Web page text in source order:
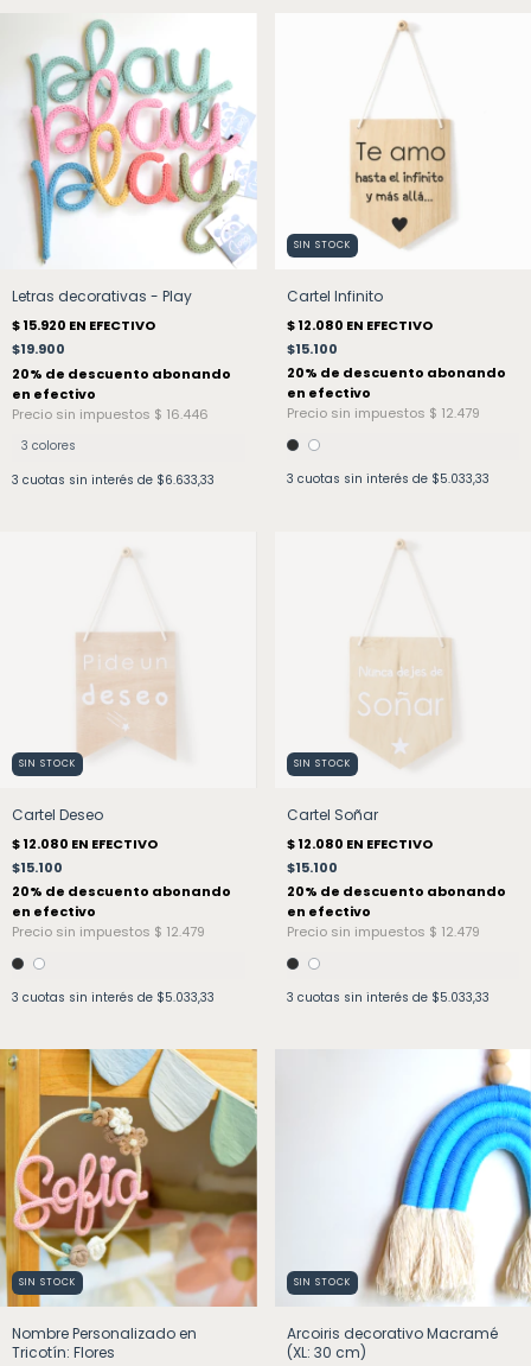
Letras decorativas - Play
$19.900
3 colores
3 cuotas sin interés de $6.633,33
SIN STOCK
Cartel Infinito
$15.100
3 cuotas sin interés de $5.033,33
SIN STOCK
Cartel Deseo
$15.100
3 cuotas sin interés de $5.033,33
SIN STOCK
Cartel Soñar
$15.100
3 cuotas sin interés de $5.033,33
SIN STOCK
Nombre Personalizado en
Tricotín: Flores
SIN STOCK
Arcoiris decorativo Macramé
(XL: 30 cm)